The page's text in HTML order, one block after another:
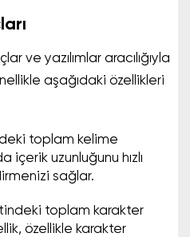
ve yazılımlar aracılığıyla
aşağıdaki özellikleri
toplam kelime
içerik uzunluğunu hızlı
sağlar.
toplam karakter
özellikle karakter